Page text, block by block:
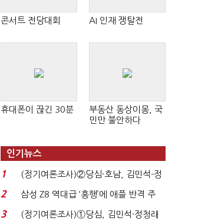
콘서트 전당대회 AI 인재 쟁탈전
휴대폰이 끊긴 30분
부동산 동상이몽, 국
민만 불안하다
인기뉴스
1
(정기여론조사)②당심·호남, 김민석-정
청래 '초접전'...
2
삼성 Z8 역대급 ‘흥행’에 애플 반격 주
목…9월 ‘폴...
3
(정기여론조사)①당심, 김민석·정청래